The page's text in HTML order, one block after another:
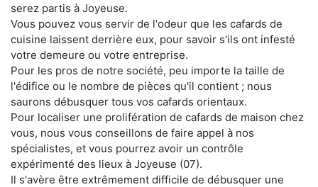
serez partis à Joyeuse.
Vous pouvez vous servir de l'odeur que les cafards de
cuisine laissent derrière eux, pour savoir s'ils ont infesté
votre demeure ou votre entreprise.
Pour les pros de notre société, peu importe la taille de
l'édifice ou le nombre de pièces qu'il contient ; nous
saurons débusquer tous vos cafards orientaux.
Pour localiser une prolifération de cafards de maison chez
vous, nous vous conseillons de faire appel à nos
spécialistes, et vous pourrez avoir un contrôle
expérimenté des lieux à Joyeuse (07).
Il s'avère être extrêmement difficile de débusquer une